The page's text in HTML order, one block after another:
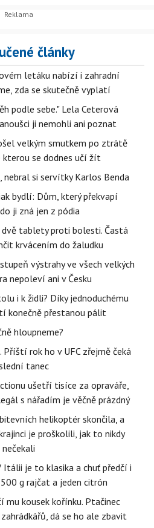
články
letáku nabízí i zahradní
zda se skutečně vyplatí
podle sebe." Lela Ceterová
ji nemohli ani poznat
velkým smutkem po ztrátě
kterou se dodnes učí žít
nebral si servítky Karlos Benda
bydlí: Dům, který překvapí
ji zná jen z pódia
tablety proti bolesti. Častá
krvácením do žaludku
výstrahy ve všech velkých
nepoleví ani v Česku
i k židli? Díky jednoduchému
konečně přestanou pálit
hloupneme?
Příští rok ho v UFC zřejmě čeká
tanec
ušetří tisíce za opraváře,
s nářadím je věčně prázdný
helikoptér skončila, a
je proškolili, jak to nikdy
nečekali
Itálii je to klasika a chuť předčí i
g rajčat a jeden citrón
mu kousek kořínku. Ptačinec
dá se ho ale zbavit